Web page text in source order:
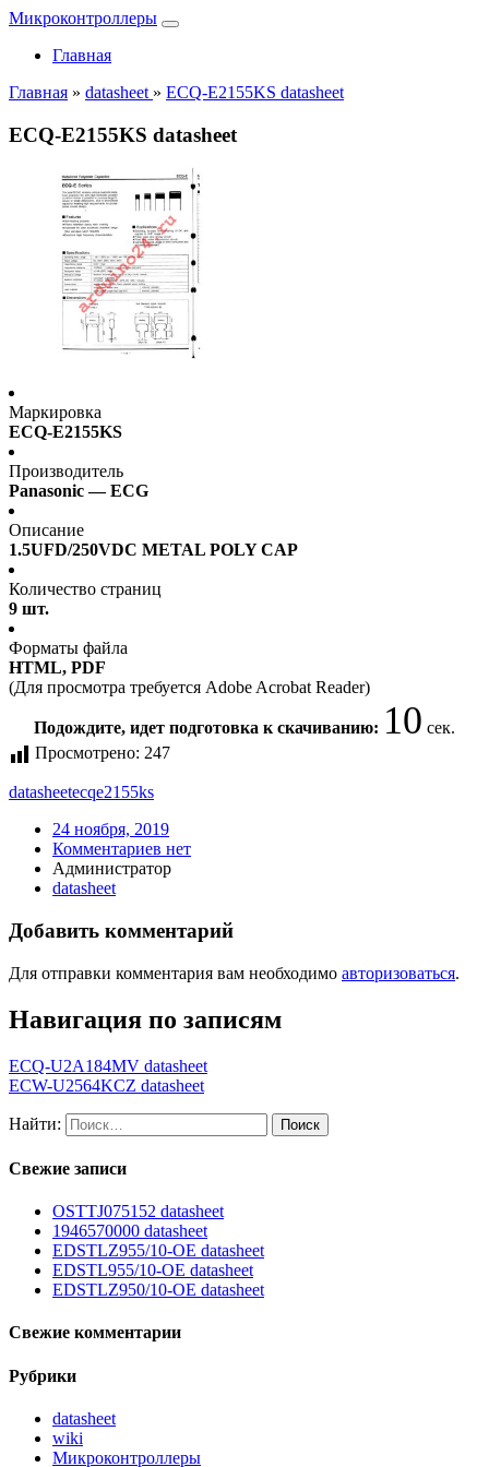
Микроконтроллеры
Главная
Главная » datasheet » ECQ-E2155KS datasheet
ECQ-E2155KS datasheet
Маркировка
ECQ-E2155KS
Производитель
Panasonic — ECG
Описание
1.5UFD/250VDC METAL POLY CAP
Количество страниц
9 шт.
Форматы файла
HTML, PDF
(Для просмотра требуется Adobe Acrobat Reader)
Подождите, идет подготовка к скачиванию: 10 сек.
Просмотрено: 247
datasheetecqe2155ks
24 ноября, 2019
Комментариев нет
Администратор
datasheet
Добавить комментарий
Для отправки комментария вам необходимо авторизоваться.
Навигация по записям
ECQ-U2A184MV datasheet
ECW-U2564KCZ datasheet
Найти:
Свежие записи
OSTTJ075152 datasheet
1946570000 datasheet
EDSTLZ955/10-OE datasheet
EDSTL955/10-OE datasheet
EDSTLZ950/10-OE datasheet
Свежие комментарии
Рубрики
datasheet
wiki
Микроконтроллеры